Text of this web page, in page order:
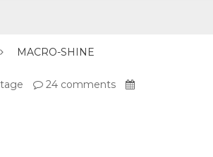
MACRO-SHINE
24 comments